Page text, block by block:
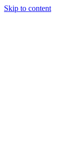
Skip to content